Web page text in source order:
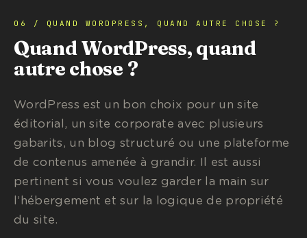
06 / QUAND WORDPRESS, QUAND AUTRE CHOSE ?
Quand WordPress, quand
autre chose ?
WordPress est un bon choix pour un site
éditorial, un site corporate avec plusieurs
gabarits, un blog structuré ou une plateforme
de contenus amenée à grandir. Il est aussi
pertinent si vous voulez garder la main sur
l’hébergement et sur la logique de propriété
du site.